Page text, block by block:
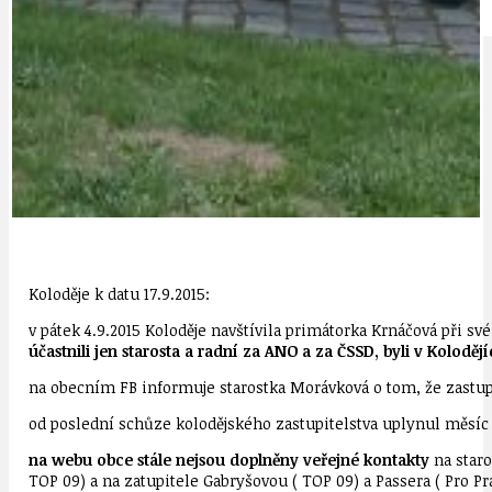
IDEAL LUX OSOBNOST
Koloděje k datu 17.9.2015:
v pátek 4.9.2015 Koloděje navštívila primátorka Krnáčová při
účastnili jen starosta a radní za ANO a za ČSSD, byli v
na obecním FB informuje starostka Morávková o tom, že
od poslední schůze kolodějského zastupitelstva uplynul měsíc
na webu obce stále nejsou doplněny veřejné kontakty na
TOP 09) a na zatupitele Gabryšovou ( TOP 09) a Passera (